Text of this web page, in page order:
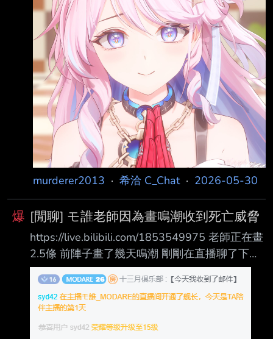
murderer2013 · 希洽 C_Chat· 2026-05-30
爆 [閒聊] モ誰老師因為畫鳴潮收到死亡威脅
https://live.bilibili.com/1853549975 老師正在畫
2.5條 前陣子畫了幾天鳴潮 剛剛在直播聊了下說
今天收到了郵件 說為什麼畫鳴潮，想死嗎 十三
月是及時翻譯 https://i.imgur.com/wWtAV82.png
不管是串子還是真的這麼恨 怎麼會有人連繪師畫